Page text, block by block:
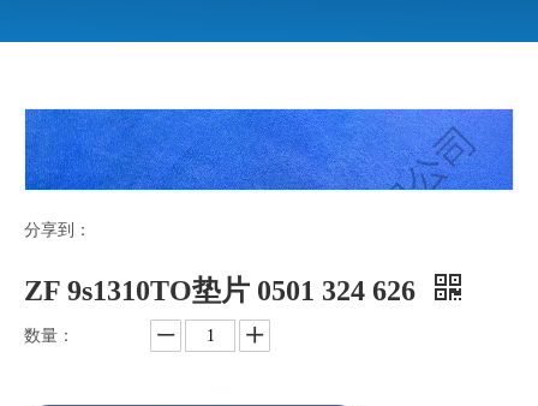
分享到：
ZF 9s1310TO垫片 0501 324 626
数量：